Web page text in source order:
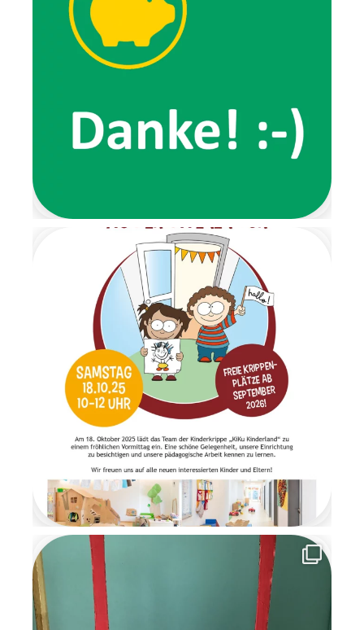
erzählten sie von ihren
Erlebnissen, wie zum Beispiel
von ihrem
Lieblingsspaziergang, den wir
gemeinsam ausprobierten.
der Wichtelbrunch. Schon im
Eingangsbereich wartete eine
Nachricht der beiden Wichtel
und forderte die Kinder dazu
Mit stimmungsvoller
Weihnachtsmusik wurden alle
Kinder herzlich begrüßt.
Gemeinsam frühstückten wir
in ruhiger und gemütlicher
Atmosphäre. Anschließend
wartete ein Geschenketisch,
an dem die Überraschungen
im Morgenkreis gemeinsam
ausgepackt wurden. Es war
ein Moment voller Staunen
und Freude. Am letzten Tag
der Wichtelzeit
verabschiedeten sich die
Wichtel mit einem
Abschiedsbrief. Sie bedankten
sich für die schöne
gemeinsame Zeit und
versprachen den Kindern, im
nächsten Jahr
wiederzukommen. Die
Wichtelzeit war für alle eine
besondere, magische Zeit
voller Kreativität,
Gemeinschaft und
weihnachtlicher Vorfreude, an
die wir uns noch lange
erinnern werden.